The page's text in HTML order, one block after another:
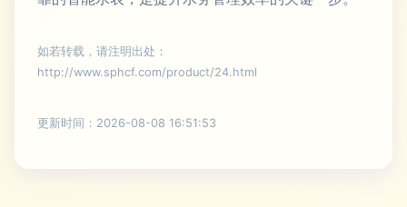
如若转载，请注明出处：
http://www.sphcf.com/product/24.html
更新时间：2026-08-08 16:51:53